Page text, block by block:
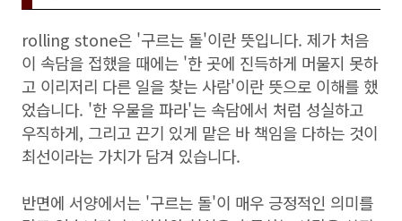
rolling stone은 '구르는 돌'이란 뜻입니다. 제가 처음
이 속담을 접했을 때에는 '한 곳에 진득하게 머물지 못하
고 이리저리 다른 일을 찾는 사람'이란 뜻으로 이해를 했
었습니다. '한 우물을 파라'는 속담에서 처럼 성실하고
우직하게, 그리고 끈기 있게 맡은 바 책임을 다하는 것이
최선이라는 가치가 담겨 있습니다.
반면에 서양에서는 '구르는 돌'이 매우 긍정적인 의미를